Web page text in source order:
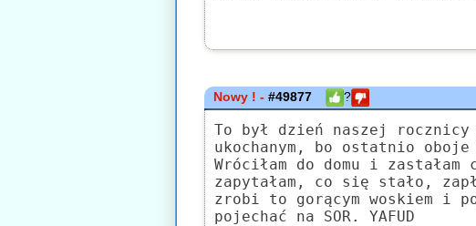
Nowy ! -#49877 ?
To był dzień naszej rocznicy
ukochanym, bo ostatnio
Wróciłam do domu i
zapytałam, co się stało,
zrobi to gorącym woskiem i
pojechać na SOR. YAFUD